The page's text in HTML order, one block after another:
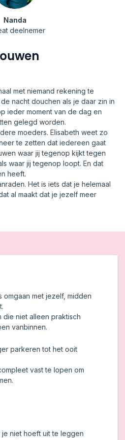
Nanda
deelnemer
met niemand rekening te
nacht douchen als je daar zin in
ieder moment van de dag en
gelegd worden.
moeders. Elisabeth weet zo
te zetten dat iedereen gaat
waar jij tegenop kijkt tegen
waar jij tegenop loopt. En dat
heeft.
Het is iets dat je helemaal
al maakt dat je jezelf meer
omgaan met jezelf, midden
die niet alleen praktisch
vanbinnen.
parkeren tot het ooit
vast te lopen om
niet hoeft uit te leggen